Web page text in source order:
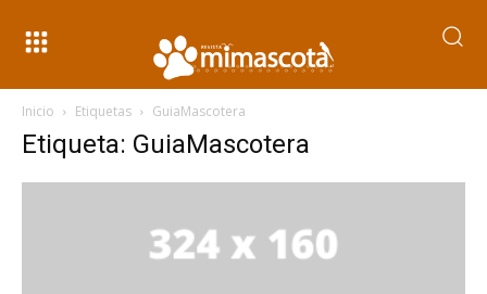
Inicio Etiquetas GuiaMascotera
Etiqueta: GuiaMascotera